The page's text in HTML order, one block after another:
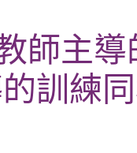
師主
訓練